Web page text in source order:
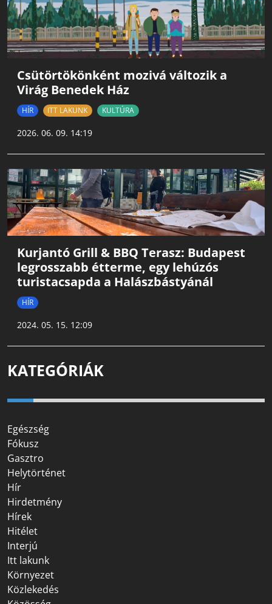
Csütörtökönként mozivá változik a
Virág Benedek Ház
HÍR ITT LAKUNK KULTÚRA
2026. 06. 09. 14:19
Kurjantó Grill & BBQ Terasz: Budapest
legrosszabb étterme, egy lehúzós
turistacsapda a Halászbástyánál
HÍR
2024. 05. 15. 12:09
KATEGÓRIÁK
Egészség
Fókusz
Gasztro
Helytörténet
Hír
Hirdetmény
Hírek
Hitélet
Interjú
Itt lakunk
Környezet
Közlekedés